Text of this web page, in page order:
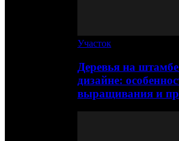
Участок
Деревья на
дизайне:
выращивания и